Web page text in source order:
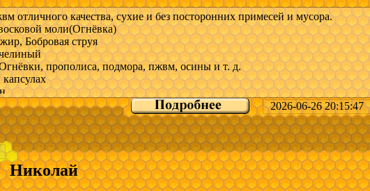
моли
отличного качества, сухие и без посторонних примесей и мусора.
моли(Огнёвка)
Бобровая струя
прополиса, подмора, пжвм, осины и т. д.
продуктов пчеловодство
всей России
и прайс скину в мессенджеры.
2026-06-26 20:15:47
Николай